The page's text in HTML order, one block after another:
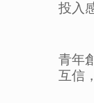
投入
青年
互信，